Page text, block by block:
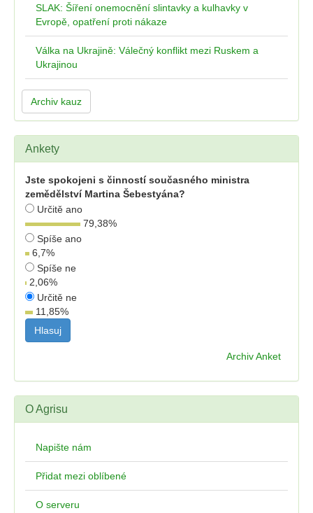
SLAK: Šíření onemocnění slintavky a kulhavky v
Evropě, opatření proti nákaze
Válka na Ukrajině: Válečný konflikt mezi Ruskem a
Ukrajinou
Archiv kauz
Ankety
Jste spokojeni s činností současného ministra
zemědělství Martina Šebestyána?
Určitě ano
79,38%
Spíše ano
6,7%
Spíše ne
2,06%
Určitě ne
11,85%
Archiv Anket
O Agrisu
Napište nám
Přidat mezi oblíbené
O serveru